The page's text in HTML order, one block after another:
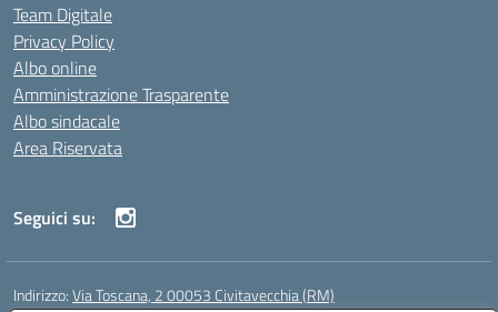
Team Digitale
Privacy Policy
Albo online
Amministrazione Trasparente
Albo sindacale
Area Riservata
Seguici su:
Indirizzo:Via Toscana, 2 00053 Civitavecchia (RM)